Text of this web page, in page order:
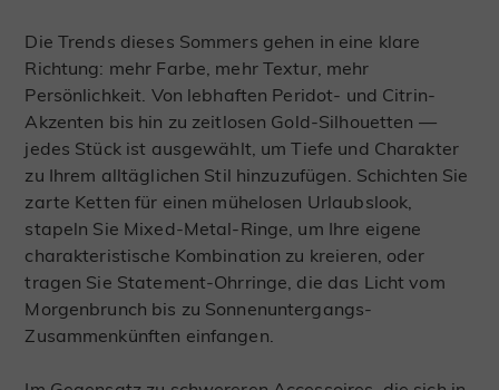
Die Trends dieses Sommers gehen in eine klare
Richtung: mehr Farbe, mehr Textur, mehr
Persönlichkeit. Von lebhaften Peridot- und Citrin-
Akzenten bis hin zu zeitlosen Gold-Silhouetten —
jedes Stück ist ausgewählt, um Tiefe und Charakter
zu Ihrem alltäglichen Stil hinzuzufügen. Schichten Sie
zarte Ketten für einen mühelosen Urlaubslook,
stapeln Sie Mixed-Metal-Ringe, um Ihre eigene
charakteristische Kombination zu kreieren, oder
tragen Sie Statement-Ohrringe, die das Licht vom
Morgenbrunch bis zu Sonnenuntergangs-
Zusammenkünften einfangen.